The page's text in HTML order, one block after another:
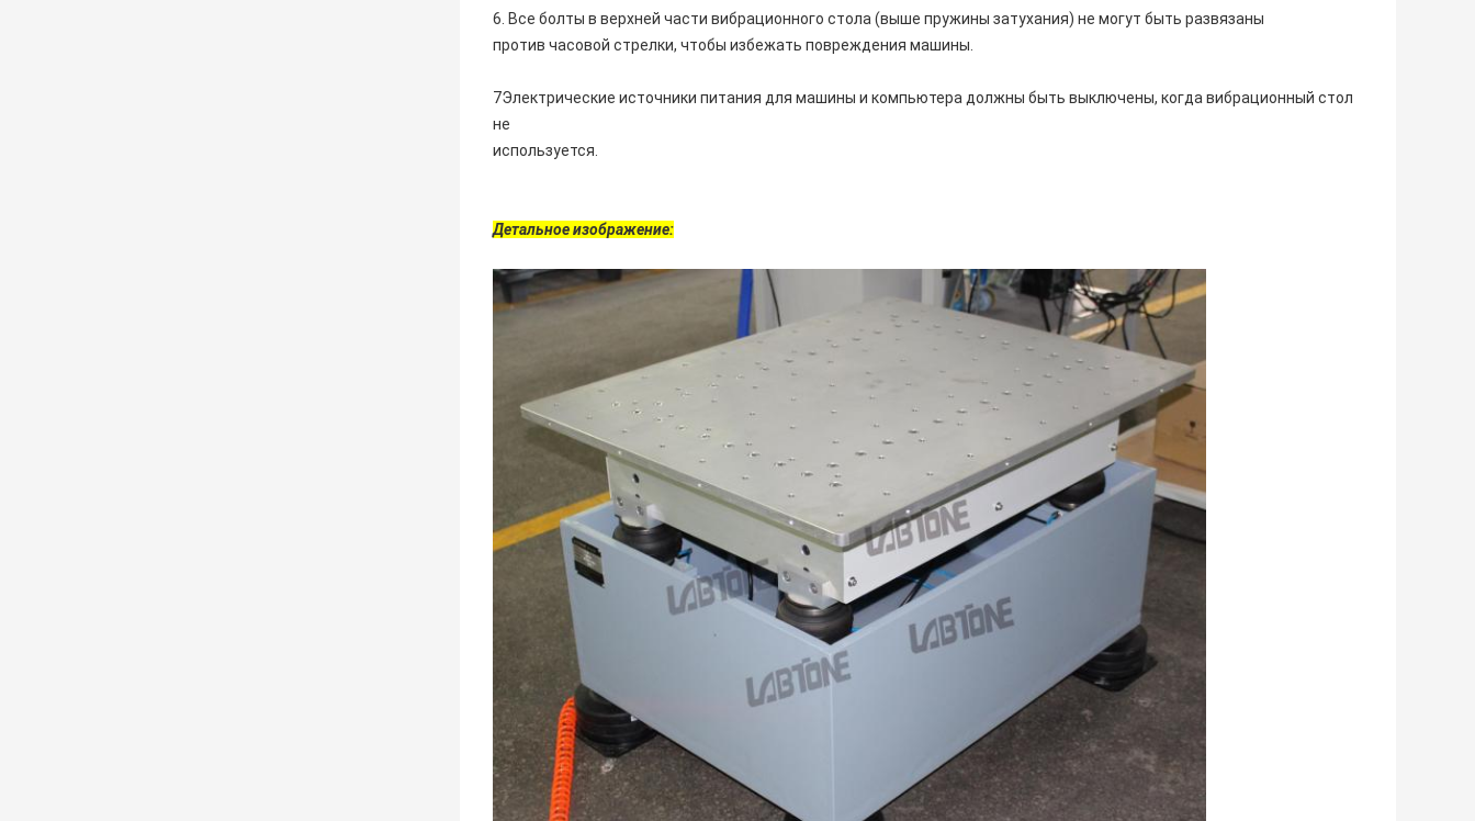
6. Все болты в верхней части вибрационного стола (выше пружины затухания) не могут быть развязаны
против часовой стрелки, чтобы избежать повреждения машины.
7Электрические источники питания для машины и компьютера должны быть выключены, когда вибрационный стол
не
используется.
Детальное изображение: